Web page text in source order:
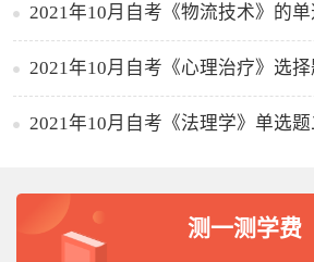
2021年10月自考《物流技术》的
2021年10月自考《心理治疗》选
2021年10月自考《法理学》单选
测一测学费